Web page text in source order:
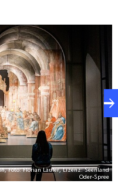
Foto: Florian Läufer, Lizenz: Seenland
Oder-Spree